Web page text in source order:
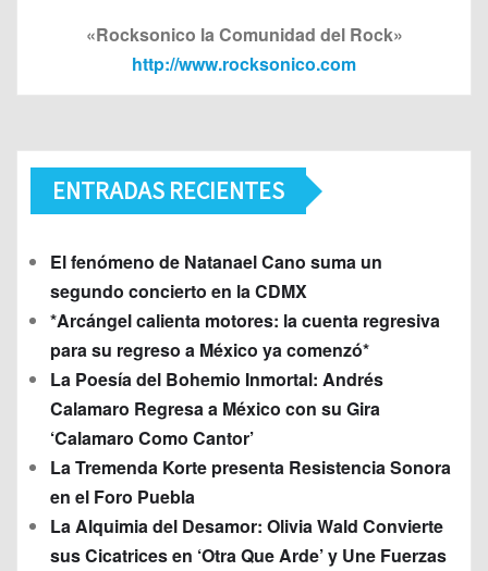
«Rocksonico la Comunidad del Rock»
http://www.rocksonico.com
ENTRADAS RECIENTES
El fenómeno de Natanael Cano suma un
segundo concierto en la CDMX
*Arcángel calienta motores: la cuenta regresiva
para su regreso a México ya comenzó*
La Poesía del Bohemio Inmortal: Andrés
Calamaro Regresa a México con su Gira
‘Calamaro Como Cantor’
La Tremenda Korte presenta Resistencia Sonora
en el Foro Puebla
La Alquimia del Desamor: Olivia Wald Convierte
sus Cicatrices en ‘Otra Que Arde’ y Une Fuerzas